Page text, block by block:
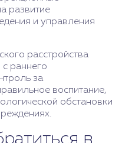
развитие
и управления
расстройства
с раннего
за
воспитание,
обстановки
в